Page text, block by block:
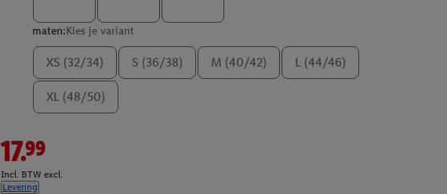
maten:Kies je variant
XS (32/34) S (36/38) M (40/42) L (44/46)
XL (48/50)
17.99
Incl. BTW excl.
Levering